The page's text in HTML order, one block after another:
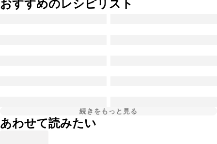
おすすめのレシピリスト
続きをもっと見る
あわせて読みたい